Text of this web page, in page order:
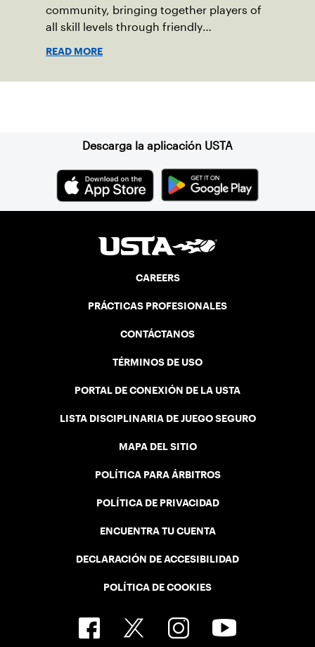
community, bringing together players of
all skill levels through friendly
READ MORE
Descarga la aplicación USTA
CAREERS
PRÁCTICAS PROFESIONALES
CONTÁCTANOS
TÉRMINOS DE USO
PORTAL DE CONEXIÓN DE LA USTA
LISTA DISCIPLINARIA DE JUEGO SEGURO
MAPA DEL SITIO
POLÍTICA PARA ÁRBITROS
POLÍTICA DE PRIVACIDAD
ENCUENTRA TU CUENTA
DECLARACIÓN DE ACCESIBILIDAD
POLÍTICA DE COOKIES